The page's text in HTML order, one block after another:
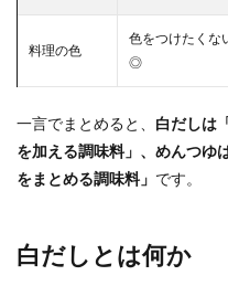
料理の色
色をつけたくな
◎
一言でまとめると、 白だしは
を加える調味料」、めんつゆ
をまとめる調味料」 です。
白だしとは何か